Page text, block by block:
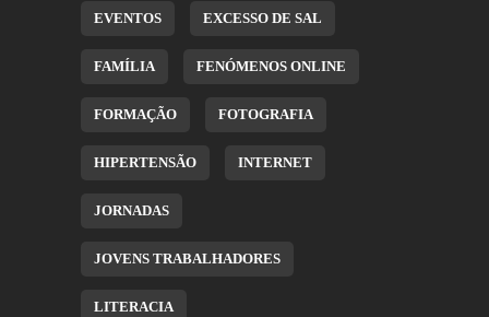
EVENTOS EXCESSO DE SAL
FAMÍLIA FENÓMENOS ONLINE
FORMAÇÃO FOTOGRAFIA
HIPERTENSÃO INTERNET
JORNADAS
JOVENS TRABALHADORES
LITERACIA